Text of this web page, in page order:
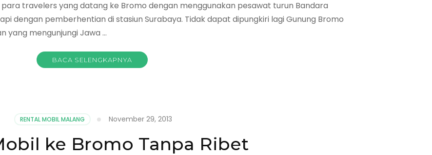
travelers yang datang ke Bromo dengan menggunakan pesawat turun Bandara
dengan pemberhentian di stasiun Surabaya. Tidak dapat dipungkiri lagi Gunung Bromo
yang mengunjungi Jawa …
BACA SELENGKAPNYA
RENTAL MOBIL MALANG November 29, 2013
ke Bromo Tanpa Ribet